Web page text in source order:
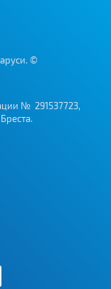
©
№ 291537723,